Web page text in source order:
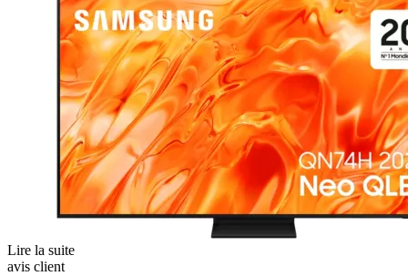
Lire la suite
avis client